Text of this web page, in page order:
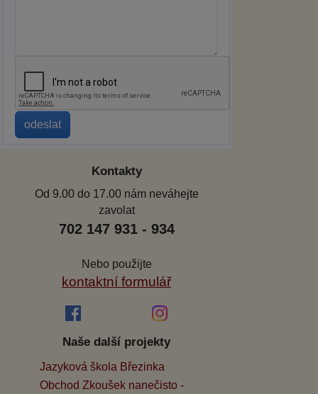
Kontakty
Od 9.00 do 17.00 nám neváhejte
zavolat
702 147 931 - 934
Nebo použijte
kontaktní formulář
Naše další projekty
Jazyková škola Březinka
Obchod Zkoušek nanečisto -